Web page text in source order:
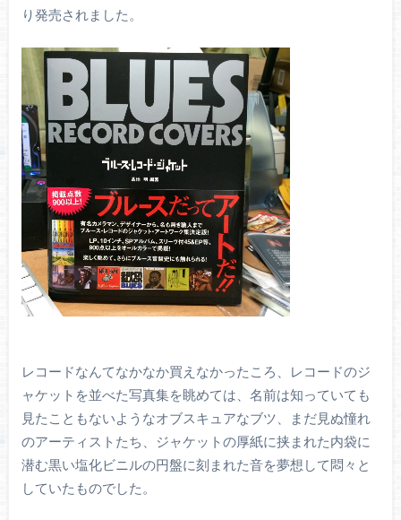
り発売されました。
レコードなんてなかなか買えなかったころ、レコードのジ
ャケットを並べた写真集を眺めては、名前は知っていても
見たこともないようなオブスキュアなブツ、まだ見ぬ憧れ
のアーティストたち、ジャケットの厚紙に挟まれた内袋に
潜む黒い塩化ビニルの円盤に刻まれた音を夢想して悶々と
していたものでした。